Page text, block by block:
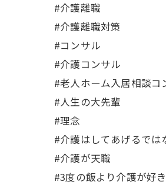
#介護離職
#介護離職対策
#コンサル
#介護コンサル
#老人ホーム入居相談コ
#人生の大先輩
#理念
#介護はしてあげるでは
#介護が天職
#3度の飯より介護が好き